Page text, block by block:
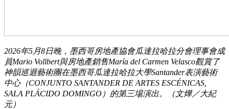
2026年5月8日晚，墨西哥房地產協會瓜達拉哈拉分會理事會成
員Mario Vollbert與房地產銷售María del Carmen Velasco觀賞了
神韻巡迴藝術團在墨西哥瓜達拉哈拉大學Santander表演藝術
中心（CONJUNTO SANTANDER DE ARTES ESCÉNICAS,
SALA PLÁCIDO DOMINGO）的第三場演出。（文燁／大紀
元）